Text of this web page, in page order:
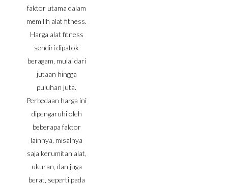
faktor utama dalam
memilih alat fitness.
Harga alat fitness
sendiri dipatok
beragam, mulai dari
jutaan hingga
puluhan juta.
Perbedaan harga ini
dipengaruhi oleh
beberapa faktor
lainnya, misalnya
saja kerumitan alat,
ukuran, dan juga
berat, seperti pada